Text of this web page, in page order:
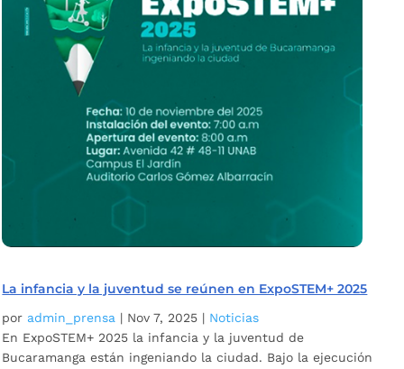
La infancia y la juventud se reúnen en ExpoSTEM+ 2025
por admin_prensa | Nov 7, 2025 | Noticias
En ExpoSTEM+ 2025 la infancia y la juventud de
Bucaramanga están ingeniando la ciudad. Bajo la ejecución